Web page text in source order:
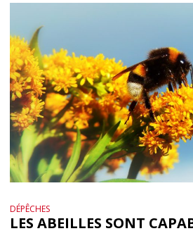
DÉPÊCHES
LES ABEILLES SONT